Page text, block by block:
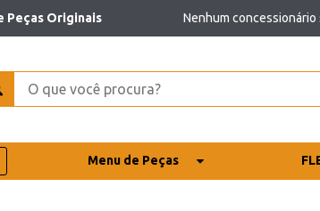
Peças Originais Nenhum
Menu de Peças